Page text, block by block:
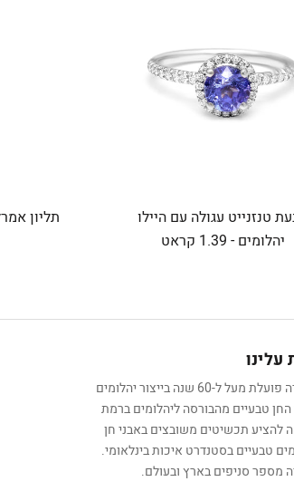
טנזנייט עגולה עם היילו
יהלומים - 1.39 קראט
עלינו
החברה פועלת מעל ל-60 שנה בייצור יהלומים
החן טבעיים מהבורסה ליהלומים ברמת
להציע תכשיטים משובצים באבני חן
טבעיים בסטנדרט איכות בינלאומי.
מספר סניפים בארץ ובעולם.